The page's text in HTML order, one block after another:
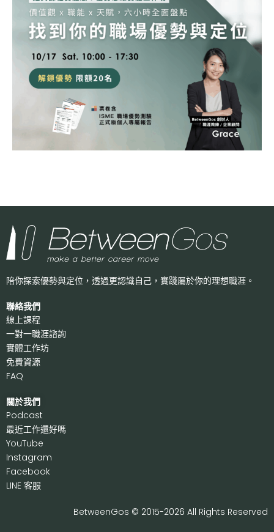
陪你探索優勢與定位，透過更認識自己， 實踐屬於你的理想職涯。
聯絡我們
線上課程
一對一職涯諮詢
實體工作坊
免費資源
FAQ
關於我們
Podcast
最近工作還好嗎
YouTube
Instagram
Facebook
LINE 客服
BetweenGos © 2015-2026 All Rights Reserved